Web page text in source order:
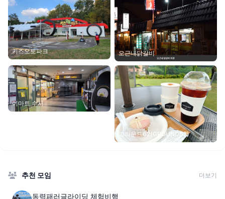
키즈오토파크 오근내닭갈비
이마트 수서
그라운드62(GROUND62)
추천 모임 더보기
동력패러글라이딩 체험비행